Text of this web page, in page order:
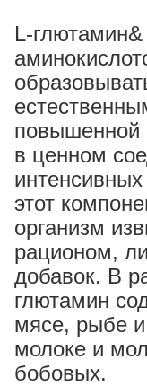
L-
повышенной
в ценном
этот
организм
рационом,
добавок. В
глютамин
мясе, рыбе
молоке и
бобовых.